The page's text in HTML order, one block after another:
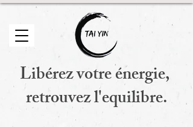
Libérez votre énergie,
retrouvez l'equilibre.